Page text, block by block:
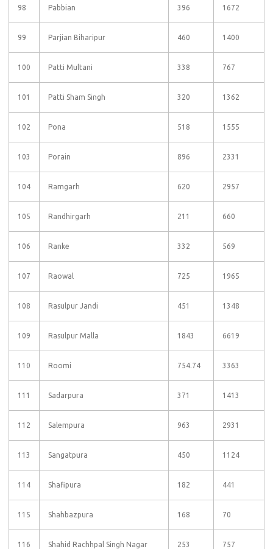
98 Pabbian 396 1672
99 Parjian Biharipur 460 1400
100 Patti Multani 338 767
101 Patti Sham Singh 320 1362
102 Pona 518 1555
103 Porain 896 2331
104 Ramgarh 620 2957
105 Randhirgarh 211 660
106 Ranke 332 569
107 Raowal 725 1965
108 Rasulpur Jandi 451 1348
109 Rasulpur Malla 1843 6619
110 Roomi 754.74 3363
111 Sadarpura 371 1413
112 Salempura 963 2931
113 Sangatpura 450 1124
114 Shafipura 182 441
115 Shahbazpura 168 70
116
Shahid Rachhpal Singh Nagar
253 757